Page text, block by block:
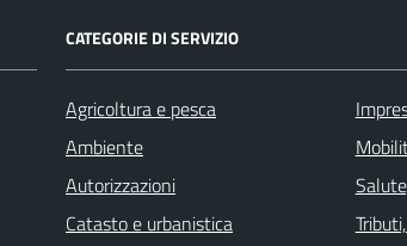
CATEGORIE DI SERVIZIO
Agricoltura e pesca
Ambiente
Autorizzazioni
Catasto e urbanistica